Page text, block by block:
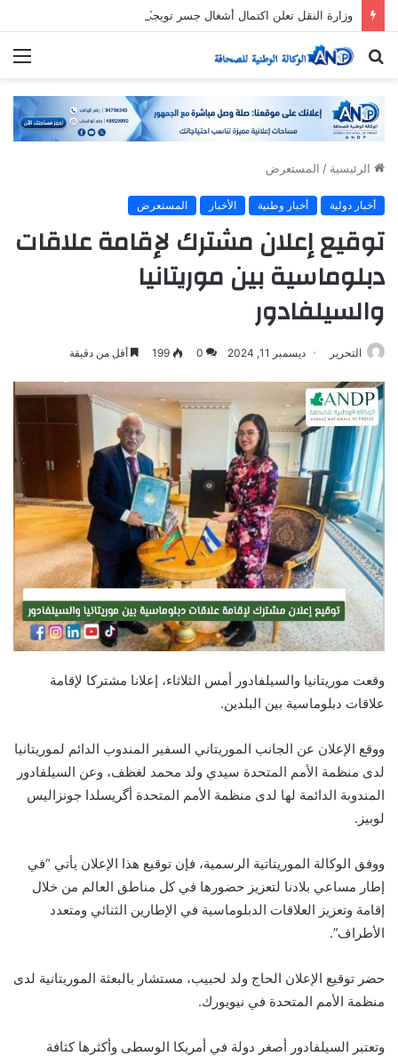
وزارة النقل تعلن اكتمال أشغال جسر تويجكجيت
بحث
الرئيسية / المستعرض
أخبار دولية أخبار وطنية الأخبار المستعرض
توقيع إعلان مشترك لإقامة علاقات
دبلوماسية بين موريتانيا
والسيلفادور
التحرير ديسمبر 11, 2024 0
199 أقل من دقيقة
وقعت موريتانيا والسيلفادور أمس الثلاثاء، إعلانا مشتركا لإقامة
علاقات دبلوماسية بين البلدين.
ووقع الإعلان عن الجانب الموريتاني السفير المندوب الدائم لموريتانيا
لدى منظمة الأمم المتحدة سيدي ولد محمد لغظف، وعن السيلفادور
المندوبة الدائمة لها لدى منظمة الأمم المتحدة أگريسلدا جونزاليس
لوبيز.
ووفق الوكالة الموريتاتية الرسمية، فإن توقيع هذا الإعلان يأتي “في
إطار مساعي بلادنا لتعزيز حضورها في كل مناطق العالم من خلال
إقامة وتعزيز العلاقات الدبلوماسية في الإطارين الثنائي ومتعدد
الأطراف”.
حضر توقيع الإعلان الحاج ولد لحبيب، مستشار بالبعثة الموريتانية لدى
منظمة الأمم المتحدة في نيويورك.
وتعتبر السيلفادور أصغر دولة في أمريكا الوسطى وأكثرها كثافة